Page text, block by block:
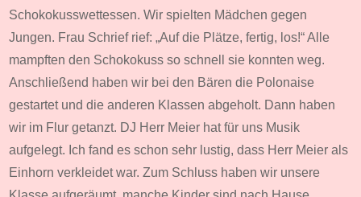
Schokokusswettessen. Wir spielten Mädchen gegen
Jungen. Frau Schrief rief: „Auf die Plätze, fertig, los!“ Alle
mampften den Schokokuss so schnell sie konnten weg.
Anschließend haben wir bei den Bären die Polonaise
gestartet und die anderen Klassen abgeholt. Dann haben
wir im Flur getanzt. DJ Herr Meier hat für uns Musik
aufgelegt. Ich fand es schon sehr lustig, dass Herr Meier als
Einhorn verkleidet war. Zum Schluss haben wir unsere